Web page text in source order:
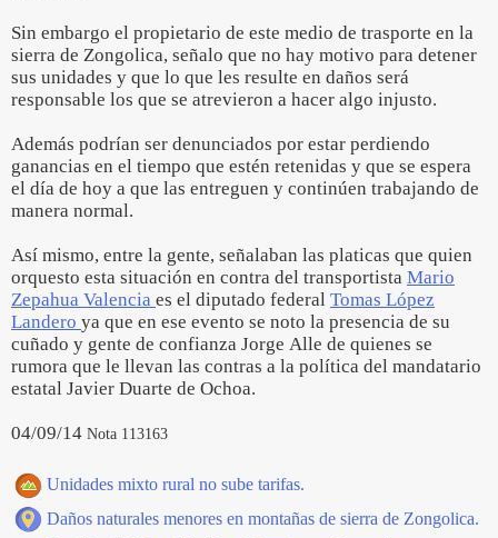
Sin embargo el propietario de este medio de trasporte en la
sierra de Zongolica, señalo que no hay motivo para detener
sus unidades y que lo que les resulte en daños será
responsable los que se atrevieron a hacer algo injusto.
Además podrían ser denunciados por estar perdiendo
ganancias en el tiempo que estén retenidas y que se espera
el día de hoy a que las entreguen y continúen trabajando de
manera normal.
Así mismo, entre la gente, señalaban las platicas que quien
orquesto esta situación en contra del transportista Mario
Zepahua Valencia es el diputado federal Tomas López
Landero ya que en ese evento se noto la presencia de su
cuñado y gente de confianza Jorge Alle de quienes se
rumora que le llevan las contras a la política del mandatario
estatal Javier Duarte de Ochoa.
04/09/14 Nota 113163
Unidades mixto rural no sube tarifas.
Daños naturales menores en montañas de sierra de Zongolica.